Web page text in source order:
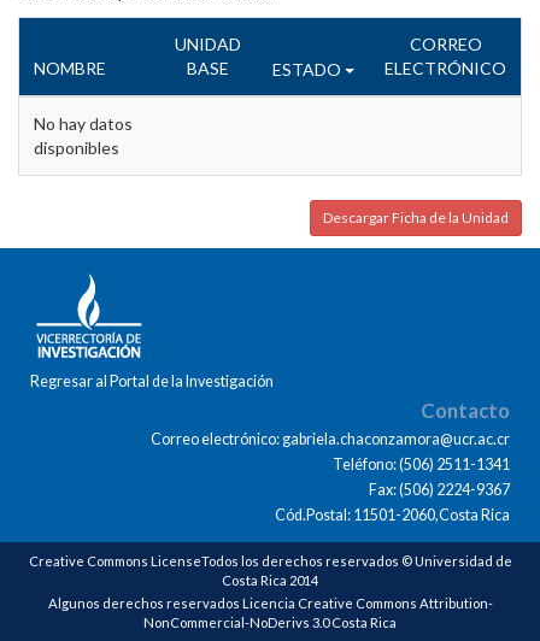
NOMBRE
UNIDAD
BASE
ESTADO
CORREO
ELECTRÓNICO
No hay datos
disponibles
Descargar Ficha de la Unidad
Regresar al Portal de la Investigación
Contacto
Correo electrónico: gabriela.chaconzamora@ucr.ac.cr
Teléfono: (506) 2511-1341
Fax: (506) 2224-9367
Cód.Postal: 11501-2060,Costa Rica
Creative Commons LicenseTodos los derechos reservados © Universidad de
Costa Rica 2014
Algunos derechos reservados Licencia Creative Commons Attribution-
NonCommercial-NoDerivs 3.0 Costa Rica